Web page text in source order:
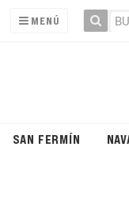
MENÚ
SAN FERMÍN